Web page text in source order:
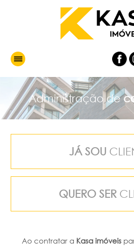
Administração de
JÁ SOU
QUERO SER
Ao contratar a Kasa imóveis